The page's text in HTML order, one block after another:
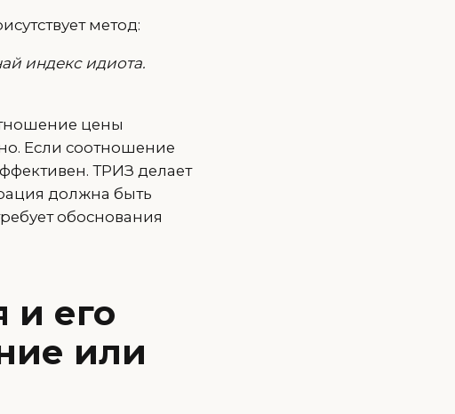
метод:
индекс идиота.
цены
Если соотношение
ТРИЗ делает
должна быть
обоснования
и его
или